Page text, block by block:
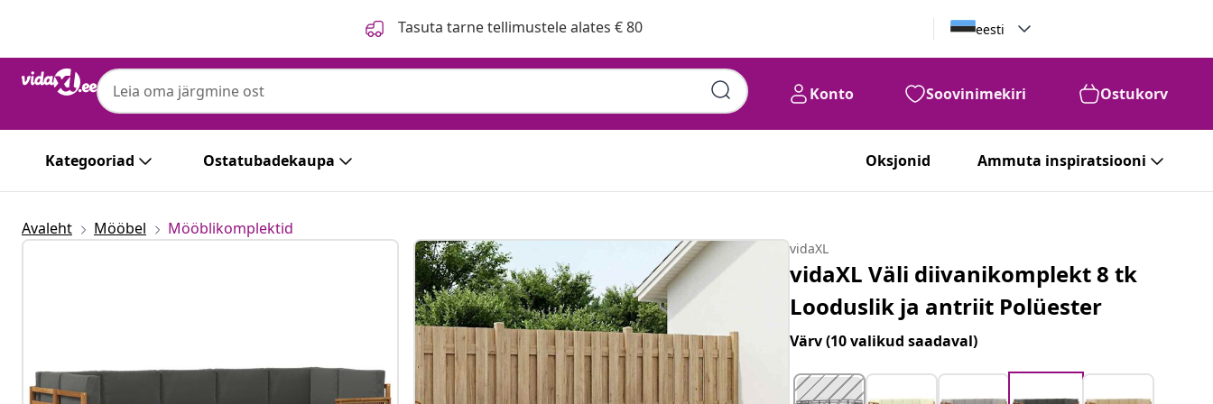
Tasuta tarne tellimustele alates € 80 eesti
Konto Soovinimekiri Ostukorv
Kategooriad Ostatubadekaupa Oksjonid Ammuta inspiratsiooni
Avaleht Mööbel Mööblikomplektid
vidaXL
vidaXL Väli diivanikomplekt 8 tk
Looduslik ja antriit Polüester
Värv(10 valikud saadaval)